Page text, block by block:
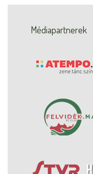
Médiapartnerek